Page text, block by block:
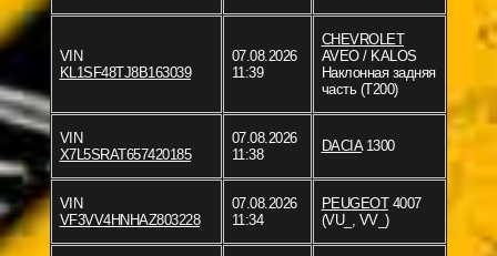
VIN
KL1SF48TJ8B163039
07.08.2026
11:39
CHEVROLET
AVEO / KALOS
Наклонная задняя
часть (T200)
VIN
X7L5SRAT657420185
07.08.2026
11:38
DACIA1300
VIN
VF3VV4HNHAZ803228
07.08.2026
11:34
PEUGEOT4007
(VU_, VV_)